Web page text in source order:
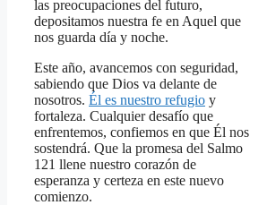
las preocupaciones del futuro,
depositamos nuestra fe en Aquel que
nos guarda día y noche.
Este año, avancemos con seguridad,
sabiendo que Dios va delante de
nosotros. Él es nuestro refugio y
fortaleza. Cualquier desafío que
enfrentemos, confiemos en que Él nos
sostendrá. Que la promesa del Salmo
121 llene nuestro corazón de
esperanza y certeza en este nuevo
comienzo.